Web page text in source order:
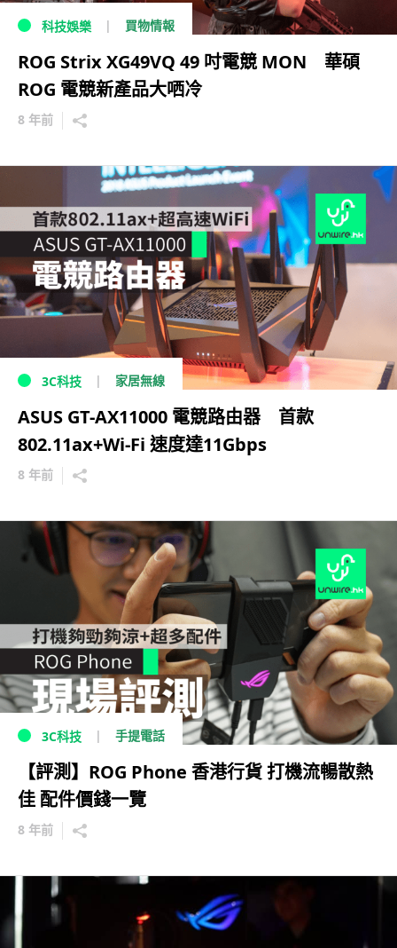
科技娛樂 買物情報
ROG Strix XG49VQ 49 吋電競 MON 華碩
ROG 電競新產品大哂冷
8 年前
3C科技 家居無線
ASUS GT-AX11000 電競路由器 首款
802.11ax+Wi-Fi 速度達11Gbps
8 年前
3C科技 手提電話
【評測】ROG Phone 香港行貨 打機流暢散熱
佳 配件價錢一覽
8 年前